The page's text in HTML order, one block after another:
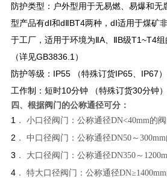
防护类型：户外型用于无易燃、易爆和无
型产品有dⅠ和dⅡBT4两种，dⅠ适用于煤矿
于工厂，适用于环境为ⅡA、ⅡB级T1~T4组
（详见GB3836.1）
防护等级：IP55 （特殊订货IP65、IP67）
工作制：短时10分钟 （特殊订货30分钟）
四、根据阀门的公称通径可分：
1 ． 小口径阀门：公称通径DN<40mm的阀
2 ． 中口径阀门：公称通径DN50～ 300mm
3 ． 大口径阀门：公称通径DN350～
4． 特大口径阀门：公称通径DN≥1400mm